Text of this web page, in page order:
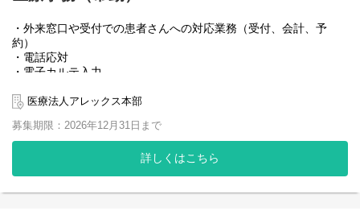
【臨床指導】
工藤慎太郎先生（森ノ宮医療大学教授）：リハビリテーション
に生かす超音波画像診断評価（RUSI）
成田崇矢先生（桐蔭横浜大学教授）：脊椎疾患の評価と治療方
【学術活動】
・超音波画像診断装置を用いた下腿回線アライメント評価の妥当
・浅指屈筋損傷を発症した高校野球選手の治療成績：動的肘外反
安定化に着目したリハビリテーション
・サイレントマニュピレーション3ヶ月後の肩関節屈曲可動域に影
・外来窓口や受付での患者さんへの対応業務（受付、会計、予
約）
・電話応対
・電子カルテ入力
・書類作成 など
医療法人アレックス本部
募集期限：2026年12月31日まで
詳しくはこちら